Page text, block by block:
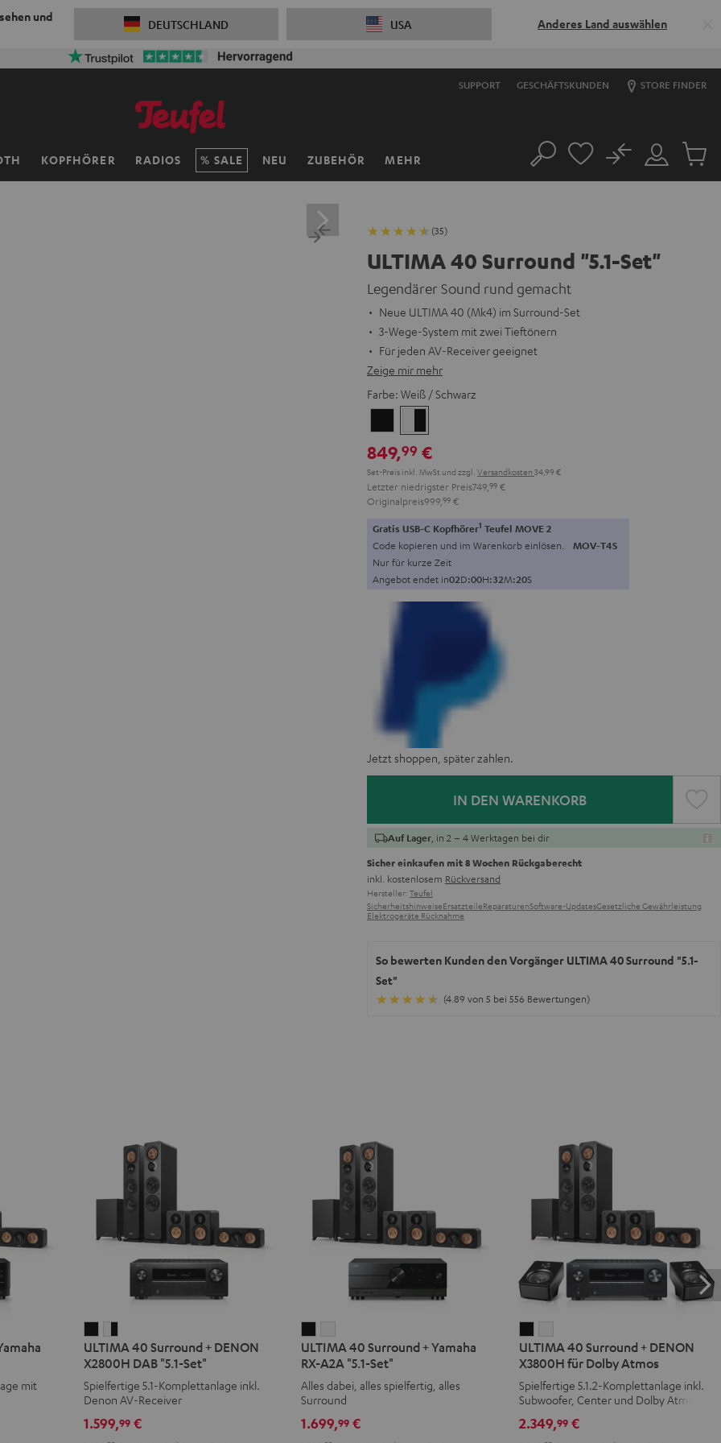
und
DEUTSCHLAND USA Anderes Land auswählen
SUPPORT GESCHÄFTSKUNDEN STORE FINDER
KOPFHÖRER RADIOS SALE NEU ZUBEHÖR MEHR Suche
Mein
Konto
No
Artikel
(35)
ULTIMA 40 Surround "5.1-Set"
Legendärer Sound rund gemacht
Neue ULTIMA 40 (Mk4) im Surround-Set
3-Wege-System mit zwei Tieftönern
Für jeden AV-Receiver geeignet
Zeige mir mehr
Farbe: Weiß / Schwarz
/
Schwarz
849,99 €
Set-Preis inkl. MwSt und zzgl. Versandkosten 34,99 €
Letzter niedrigster Preis749, 99 €
Originalpreis999, 99 €
Gratis USB-C Kopfhörer1 Teufel MOVE 2
Code kopieren und im Warenkorb einlösen. MOV-T4S
Nur für kurze Zeit
Angebot endet in02D:00H:32M:18S
Jetzt shoppen, später zahlen.
IN DEN WARENKORB
Auf Lager , in 2 – 4 Werktagen bei dir
Sicher einkaufen mit 8 Wochen Rückgaberecht
inkl. kostenlosem Rückversand
Hersteller: Teufel
SicherheitshinweiseErsatzteileReparaturenSoftware-UpdatesGesetzliche Gewährleistung
Elektrogeräte Rücknahme
So bewerten Kunden den Vorgänger ULTIMA 40 Surround "5.1-
Set"
(4.89 von 5 bei 556 Bewertungen)
mit
40
Surround
+
DENON
X2800H
40
Surround
+
DENON
X2800H
ULTIMA 40 Surround + DENON
X2800H DAB "5.1-Set"
Spielfertige 5.1-Komplettanlage inkl.
Denon AV-Receiver
1.599,99€
40
Surround
+
Yamaha
RX-
40
Surround
+
Yamaha
RX-
ULTIMA 40 Surround + Yamaha
RX-A2A "5.1-Set"
Alles dabei, alles spielfertig, alles
Surround
1.699,99 €
40
Surround
+
DENON
X3800H
40
Surround
+
DENON
X3800H
ULTIMA 40 Surround + DENON
X3800H für Dolby Atmos
Spielfertige 5.1.2-Komplettanlage inkl.
Subwoofer, Center und Dolby Atmos
2.349,99 €